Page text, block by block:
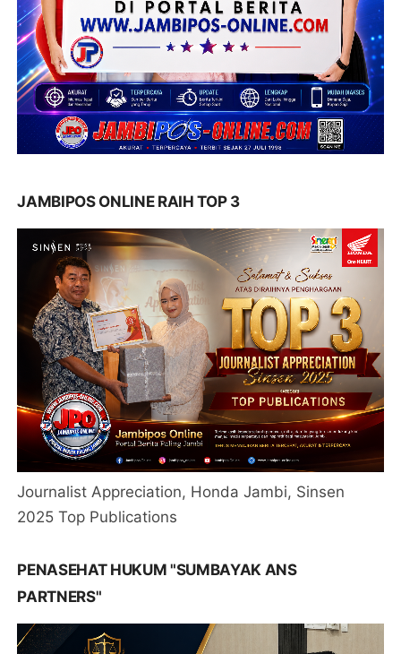
JAMBIPOS ONLINE RAIH TOP 3
Journalist Appreciation, Honda Jambi, Sinsen
2025 Top Publications
PENASEHAT HUKUM "SUMBAYAK ANS
PARTNERS"